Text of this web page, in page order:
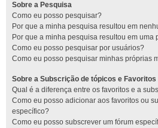
Sobre a Pesquisa
Como eu posso pesquisar?
Por que a minha pesquisa resultou em
Por que a minha pesquisa resultou em uma
Como eu posso pesquisar por usuários?
Como eu posso pesquisar minhas próprias
Sobre a Subscrição de tópicos e Favoritos
Qual é a diferença entre os favoritos e a
Como eu posso adicionar aos favoritos ou
específico?
Como eu posso subscrever um fórum